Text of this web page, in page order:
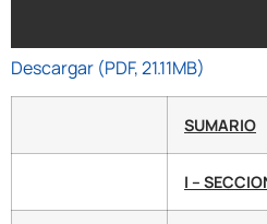
Descargar (PDF, 21.11MB)
SUMARIO
I –